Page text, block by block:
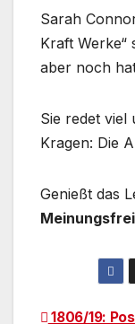
Sarah
Kraft
aber noch
Sie redet viel
Kragen: Die
Genießt das
1806/19: